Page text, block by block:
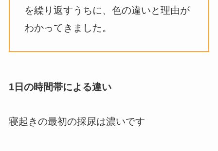
を繰り返すうちに、色の違いと理由が
わかってきました。
1日の時間帯による違い
寝起きの最初の採尿は濃いです